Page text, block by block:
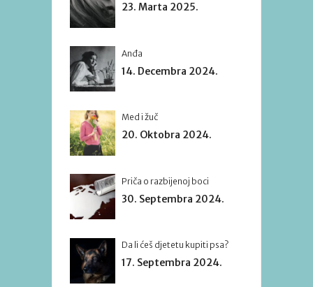
23. Marta 2025.
Anđa
14. Decembra 2024.
Med i žuč
20. Oktobra 2024.
Priča o razbijenoj boci
30. Septembra 2024.
Da li ćeš djetetu kupiti psa?
17. Septembra 2024.